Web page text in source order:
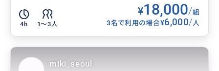
4h 1〜3人
¥18,000/組
3名で利用の場合¥6,000/人
miki_seoul